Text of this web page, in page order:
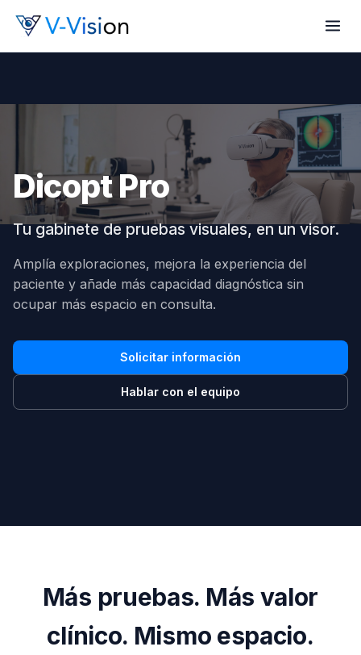
Dicopt Pro
Tu gabinete de pruebas visuales, en un visor.
Amplía exploraciones, mejora la experiencia del
paciente y añade más capacidad diagnóstica sin
ocupar más espacio en consulta.
Solicitar información
Hablar con el equipo
Más pruebas. Más valor
clínico. Mismo espacio.